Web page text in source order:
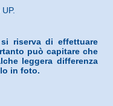
riserva di effettuare
può capitare che
leggera differenza
in foto.